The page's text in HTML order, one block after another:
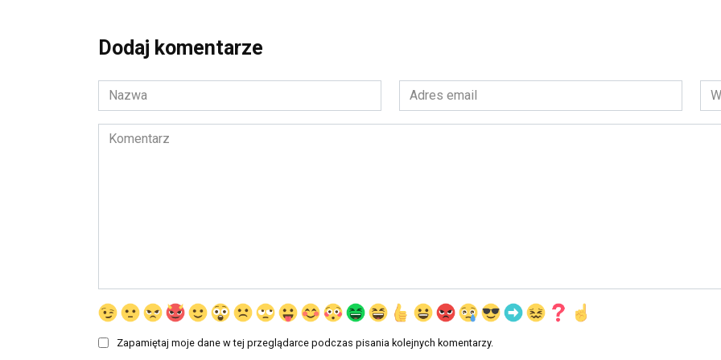
Dodaj komentarze
Nazwa
*
Adres
email
*
Komentarz
Zapamiętaj moje dane w tej przeglądarce podczas pisania kolejnych komentarzy.